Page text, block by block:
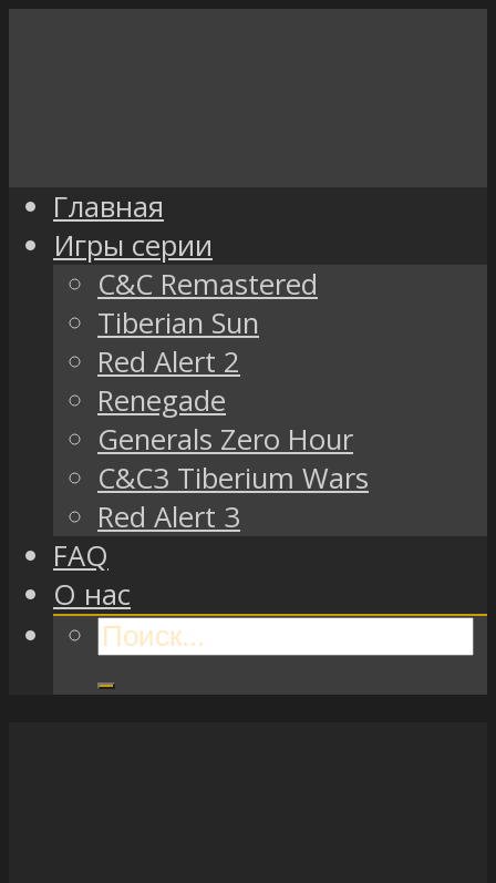
Главная
Игры серии
C&C Remastered
Tiberian Sun
Red Alert 2
Renegade
Generals Zero Hour
C&C3 Tiberium Wars
Red Alert 3
FAQ
О нас